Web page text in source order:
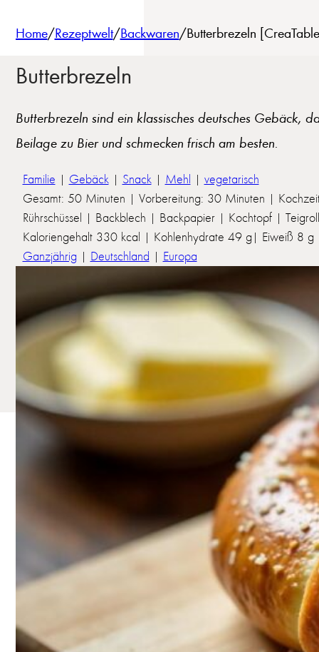
Home/Rezeptwelt/Backwaren/Butterbrezeln
Butterbrezeln
Butterbrezeln sind ein klassisches deutsches Gebäck,
Beilage zu Bier und schmecken frisch am besten.
Familie | Gebäck| Snack| Mehl | vegetarisch
Gesamt: 50 Minuten | Vorbereitung: 30 Minuten |
Rührschüssel | Backblech | Backpapier | Kochtopf |
Kaloriengehalt 330 kcal | Kohlenhydrate 49 g| Eiweiß 8
Ganzjährig | Deutschland | Europa